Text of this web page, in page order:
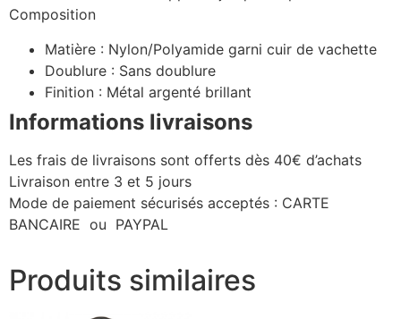
Composition
Matière : Nylon/Polyamide garni cuir de vachette
Doublure : Sans doublure
Finition : Métal argenté brillant
Informations livraisons
Les frais de livraisons sont offerts dès 40€ d’achats
Livraison entre 3 et 5 jours
Mode de paiement sécurisés acceptés : CARTE
BANCAIRE ou PAYPAL
Produits similaires